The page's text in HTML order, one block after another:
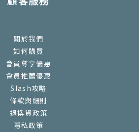
關於我們
如何購買
會員尊享優惠
會員推薦優惠
Slash攻略
條款與細則
退換貨政策
隱私政策